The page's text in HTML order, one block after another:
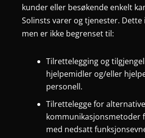
kunder eller besøkende enkelt
Solinsts varer og tjenester. Dette
men er ikke begrenset til:
Tilrettelegging og
hjelpemidler og/eller
personell.
Tilrettelegge for alternative
kommunikasjonsmetoder
med nedsatt